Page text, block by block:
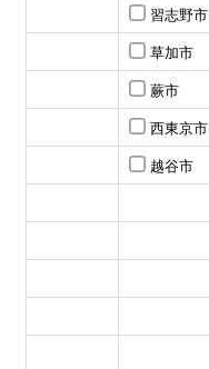
習志野市
草加市
蕨市
西東京市
越谷市